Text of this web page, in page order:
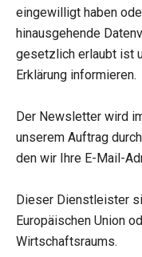
eingewilligt haben
hinausgehende
gesetzlich erlaubt ist
Erklärung informieren.
Der Newsletter wird
unserem Auftrag
den wir Ihre E-Mail-
Dieser Dienstleister
Europäischen Union
Wirtschaftsraums.